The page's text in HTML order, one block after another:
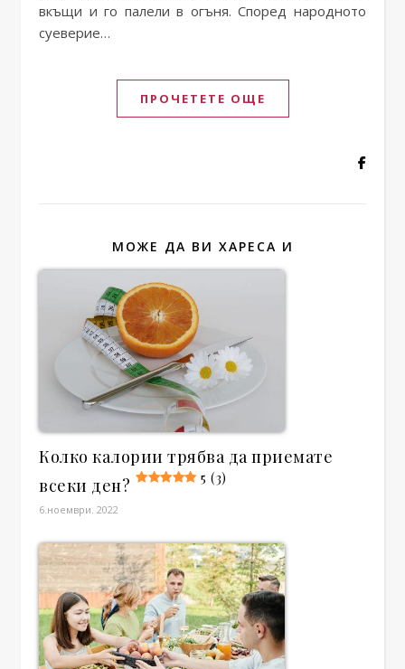
вкъщи и го палели в огъня. Според народното
суеверие…
ПРОЧЕТЕТЕ ОЩЕ
МОЖЕ ДА ВИ ХАРЕСА И
Колко калории трябва да приемате
всеки ден?
5 (3)
6.ноември. 2022